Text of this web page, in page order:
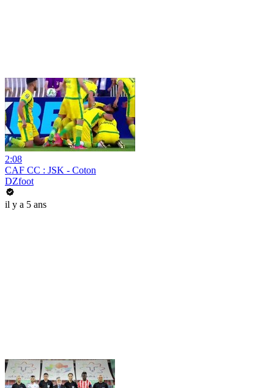
2:08
CAF CC : JSK - Coton
DZfoot
il y a 5 ans